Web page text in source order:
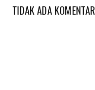
TIDAK ADA KOMENTAR